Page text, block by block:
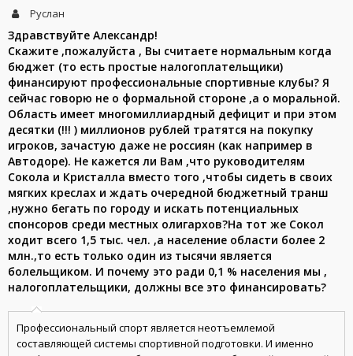
Руслан
Здравствуйте Александр!
Скажите ,пожалуйста , Вы считаете нормальным когда
бюджет (то есть простые налогоплательщики)
финансируют профессиональные спортивные клубы? Я
сейчас говорю не о формальной стороне ,а о моральной.
Область имеет многомиллиардный дефицит и при этом
десятки (!!! ) миллионов рублей тратятся на покупку
игроков, зачастую даже не россиян (как например в
Автодоре). Не кажется ли Вам ,что руководителям
Сокола и Кристалла вместо того ,чтобы сидеть в своих
мягких креслах и ждать очередной бюджетный транш
,нужно бегать по городу и искать потенциальных
спонсоров среди местных олигархов?На тот же Сокол
ходит всего 1,5 тыс. чел. ,а население области более 2
млн.,то есть только один из тысячи является
болельщиком. И почему это ради 0,1 % населения мы ,
налогоплательщики, должны все это финансировать?
Профессиональный спорт является неотъемлемой
составляющей системы спортивной подготовки. И именно